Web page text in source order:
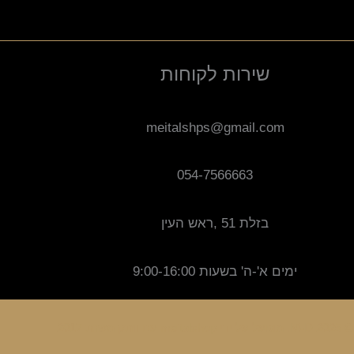
שירות לקוחות
meitalshps@gmail.com
054-7566663
בזלת 51 ,ראש העין
ימים א'-ה' בשעות 9:00-16:00